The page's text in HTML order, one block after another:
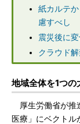
紙カルテ
慮すべし
震災後に
クラウド
地域全体を1つ
厚生労働省が推
医療」にベクト